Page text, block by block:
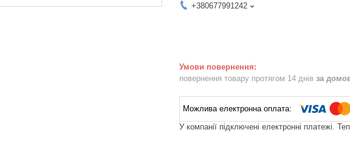
+380677991242
повернення товару протягом 14 днів за
У компанії підключені електронні платежі.